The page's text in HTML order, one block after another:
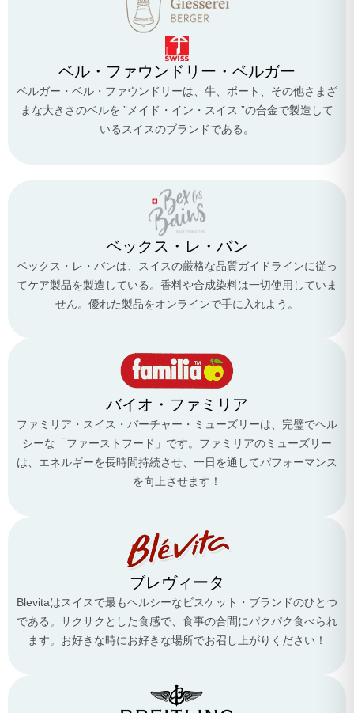
ベル・ファウンドリー・ベルガー
ベルガー・ベル・ファウンドリーは、牛、ボート、その他さまざ
まな大きさのベルを ”メイド・イン・スイス ”の合金で製造して
いるスイスのブランドである。
ベックス・レ・バン
ベックス・レ・バンは、スイスの厳格な品質ガイドラインに従っ
てケア製品を製造している。香料や合成染料は一切使用していま
せん。優れた製品をオンラインで手に入れよう。
バイオ・ファミリア
ファミリア・スイス・バーチャー・ミューズリーは、完璧でヘル
シーな「ファーストフード」です。ファミリアのミューズリー
は、エネルギーを長時間持続させ、一日を通してパフォーマンス
を向上させます！
ブレヴィータ
Blevitaはスイスで最もヘルシーなビスケット・ブランドのひとつ
である。サクサクとした食感で、食事の合間にパクパク食べられ
ます。お好きな時にお好きな場所でお召し上がりください！